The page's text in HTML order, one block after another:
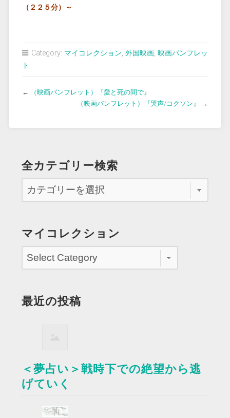
（２２５分）～
Category: マイコレクション, 外国映画, 映画パンフレッ
ト
←
（映画パンフレット）『愛と死の間で』
（映画パンフレット）『哭声/コクソン』
→
全カテゴリー検索
マイコレクション
最近の投稿
＜夢占い＞戦時下での絶望から逃
げていく